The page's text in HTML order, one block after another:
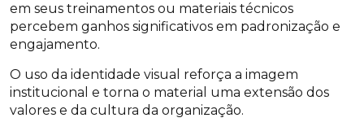
em seus treinamentos ou materiais técnicos
percebem ganhos significativos em padronização e
engajamento.
O uso da identidade visual reforça a imagem
institucional e torna o material uma extensão dos
valores e da cultura da organização.